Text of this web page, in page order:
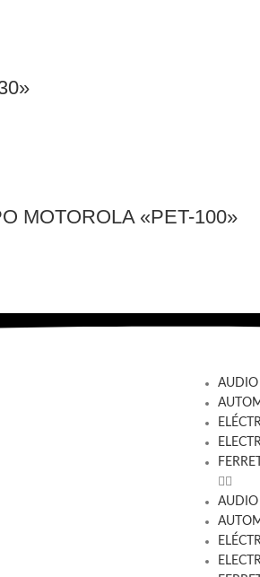
MOTOROLA «PET-100»
AUDIO
AUDIO